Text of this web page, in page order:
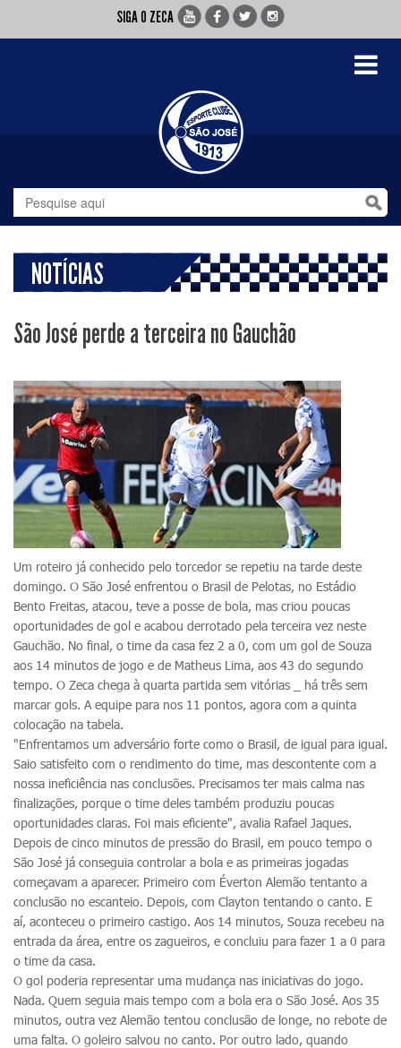
SIGA O ZECA
Toggle
NOTÍCIAS
São José perde a terceira no Gauchão
Um roteiro já conhecido pelo torcedor se repetiu na tarde deste
domingo. O São José enfrentou o Brasil de Pelotas, no Estádio
Bento Freitas, atacou, teve a posse de bola, mas criou poucas
oportunidades de gol e acabou derrotado pela terceira vez neste
Gauchão. No final, o time da casa fez 2 a 0, com um gol de Souza
aos 14 minutos de jogo e de Matheus Lima, aos 43 do segundo
tempo. O Zeca chega à quarta partida sem vitórias _ há três sem
marcar gols. A equipe para nos 11 pontos, agora com a quinta
colocação na tabela.
"Enfrentamos um adversário forte como o Brasil, de igual para igual.
Saio satisfeito com o rendimento do time, mas descontente com a
nossa ineficiência nas conclusões. Precisamos ter mais calma nas
finalizações, porque o time deles também produziu poucas
oportunidades claras. Foi mais eficiente", avalia Rafael Jaques.
Depois de cinco minutos de pressão do Brasil, em pouco tempo o
São José já conseguia controlar a bola e as primeiras jogadas
começavam a aparecer. Primeiro com Éverton Alemão tentanto a
conclusão no escanteio. Depois, com Clayton tentando o canto. E
aí, aconteceu o primeiro castigo. Aos 14 minutos, Souza recebeu na
entrada da área, entre os zagueiros, e concluiu para fazer 1 a 0 para
o time da casa.
O gol poderia representar uma mudança nas iniciativas do jogo.
Nada. Quem seguia mais tempo com a bola era o São José. Aos 35
minutos, outra vez Alemão tentou conclusão de longe, no rebote de
uma falta. O goleiro salvou no canto. Por outro lado, quando